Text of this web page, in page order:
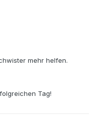
mehr helfen.
Tag!